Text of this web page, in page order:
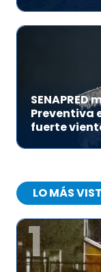
Preventiva
fuerte
LO MÁS
1